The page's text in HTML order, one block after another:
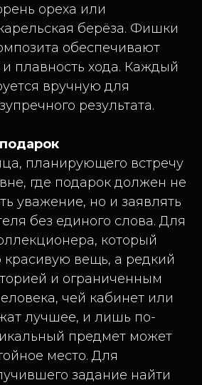
ореха или
берёза. Фишки
обеспечивают
плавность хода. Каждый
вручную для
результата.
планирующего встречу
где подарок должен не
уважение, но и заявлять
без единого слова. Для
который
красивую вещь, а редкий
и ограниченным
чей кабинет или
лучшее, и лишь по-
предмет может
место. Для
задание найти